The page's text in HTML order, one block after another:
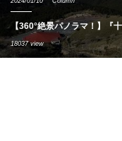
【360°絶景パノラマ！】『
18037 view